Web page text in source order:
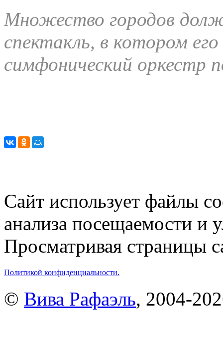
Множество городов
спектакль, в котором
симфонический оркестр
Сайт использует файлы
анализа посещаемости и
Просматривая страницы
Политикой конфиденциальности.
© Вива Рафаэль, 2004-